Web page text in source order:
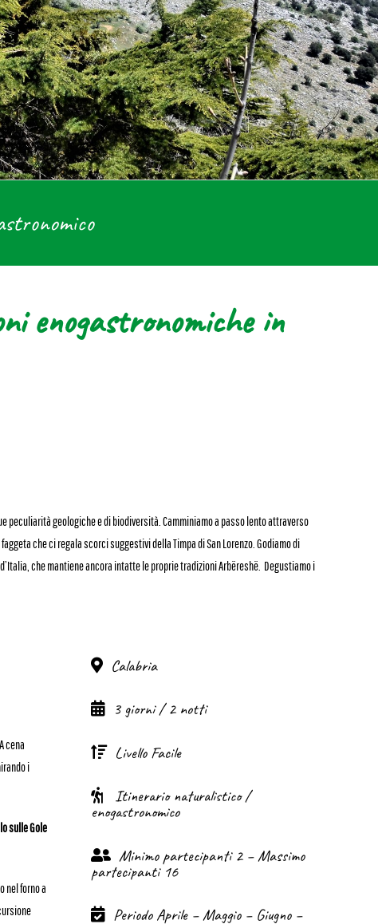
enogastronomiche in
peculiarità geologiche e di biodiversità. Camminiamo a passo lento attraverso
che ci regala scorci suggestivi della Timpa di San Lorenzo. Godiamo di
che mantiene ancora intatte le proprie tradizioni Arbëreshë. Degustiamo i
cena
i
sulle Gole
nel forno a
Calabria
3 giorni / 2 notti
Livello Facile
Itinerario naturalistico /
enogastronomico
Minimo partecipanti 2 – Massimo
partecipanti 16
Periodo Aprile – Maggio – Giugno –